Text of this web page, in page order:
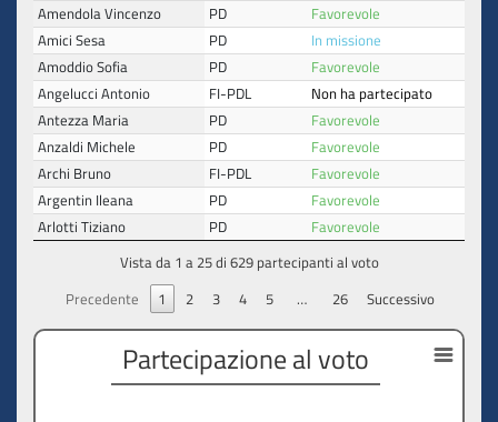
Amendola Vincenzo
PD
Favorevole
Amici Sesa
PD
In missione
Amoddio Sofia
PD
Favorevole
Angelucci Antonio
FI-PDL
Non ha partecipato
Antezza Maria
PD
Favorevole
Anzaldi Michele
PD
Favorevole
Archi Bruno
FI-PDL
Favorevole
Argentin Ileana
PD
Favorevole
Arlotti Tiziano
PD
Favorevole
Vista da 1 a 25 di 629 partecipanti al voto
Precedente
1 2 3 4 5 … 26 Successivo
Partecipazione al voto